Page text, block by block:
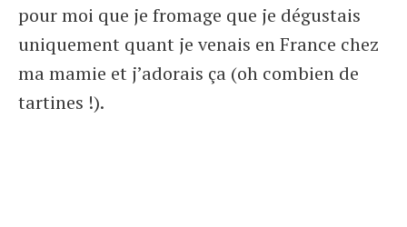
pour moi que je fromage que je dégustais
uniquement quant je venais en France chez
ma mamie et j’adorais ça (oh combien de
tartines !).